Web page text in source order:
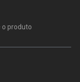
o produto